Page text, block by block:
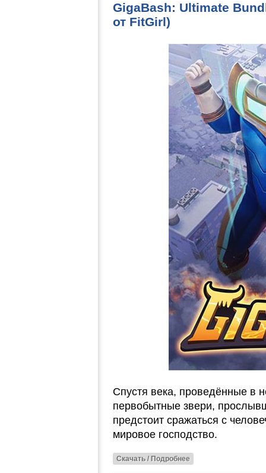
GigaBash: Ultimate
от FitGirl)
Спустя века, проведённые в
первобытные звери,
предстоит сражаться с
мировое господство.
Скачать / Подробнее